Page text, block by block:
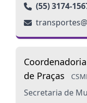
(55) 3174-
de Praças
Secretaria de